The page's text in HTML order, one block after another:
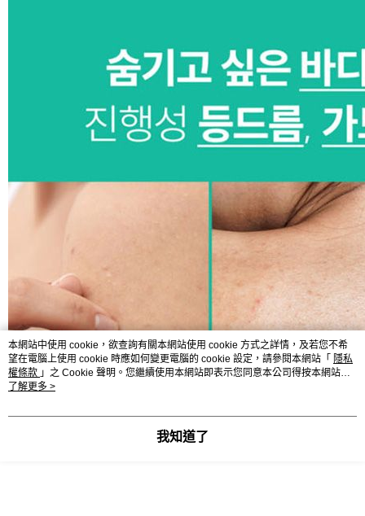
本網站中使用 cookie，欲查詢有關本網站使用 cookie 方式之詳情，及若您不希
望在電腦上使用 cookie 時應如何變更電腦的 cookie 設定，請參閱本網站「 隱私
權條款 」之 Cookie 聲明。您繼續使用本網站即表示您同意本公司得按本網站使
用條款之 Cookie 聲明使用 cookie。
了解更多 >
我知道了